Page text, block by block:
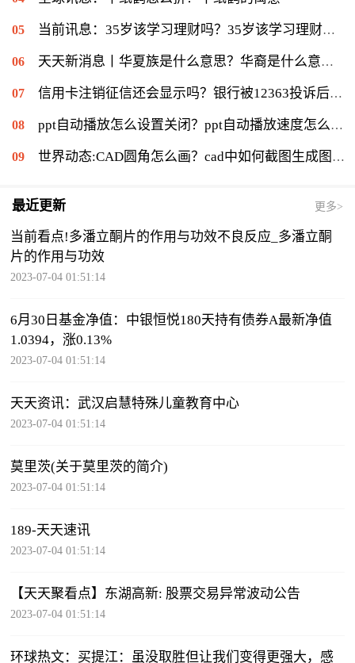
当前讯息：35岁该学习理财吗？35岁该学习理财会不会太迟？
天天新消息丨华夏族是什么意思？华裔是什么意思：华侨在侨居国生下的子女
信用卡注销征信还会显示吗？银行被12363投诉后果是什么？|环球通讯
ppt自动播放怎么设置关闭？ppt自动播放速度怎么调慢？ 世界报资讯
世界动态:CAD圆角怎么画？cad中如何截图生成图片？
最近更新 更多>
当前看点!多潘立酮片的作用与功效不良反应_多潘立酮
片的作用与功效
2023-07-04 01:51:14
6月30日基金净值：中银恒悦180天持有债券A最新净值
1.0394，涨0.13%
2023-07-04 01:51:14
天天资讯：武汉启慧特殊儿童教育中心
2023-07-04 01:51:14
莫里茨(关于莫里茨的简介)
2023-07-04 01:51:14
189-天天速讯
2023-07-04 01:51:14
【天天聚看点】东湖高新: 股票交易异常波动公告
2023-07-04 01:51:14
环球热文：买提江：虽没取胜但让我们变得更强大，感